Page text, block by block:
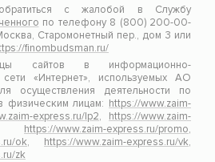
с жалобой в Службу
по телефону 8 (800) 200-00-
Старомонетный пер., дом 3 или
finombudsman.ru/
сайтов в информационно-
сети «Интернет», используемых АО
осуществления деятельности по
физическим лицам: https://www.zaim-
express.ru/lp2, https://www.zaim-
https://www.zaim-express.ru/promo,
ok, https://www.zaim-express.ru/vk,
zk